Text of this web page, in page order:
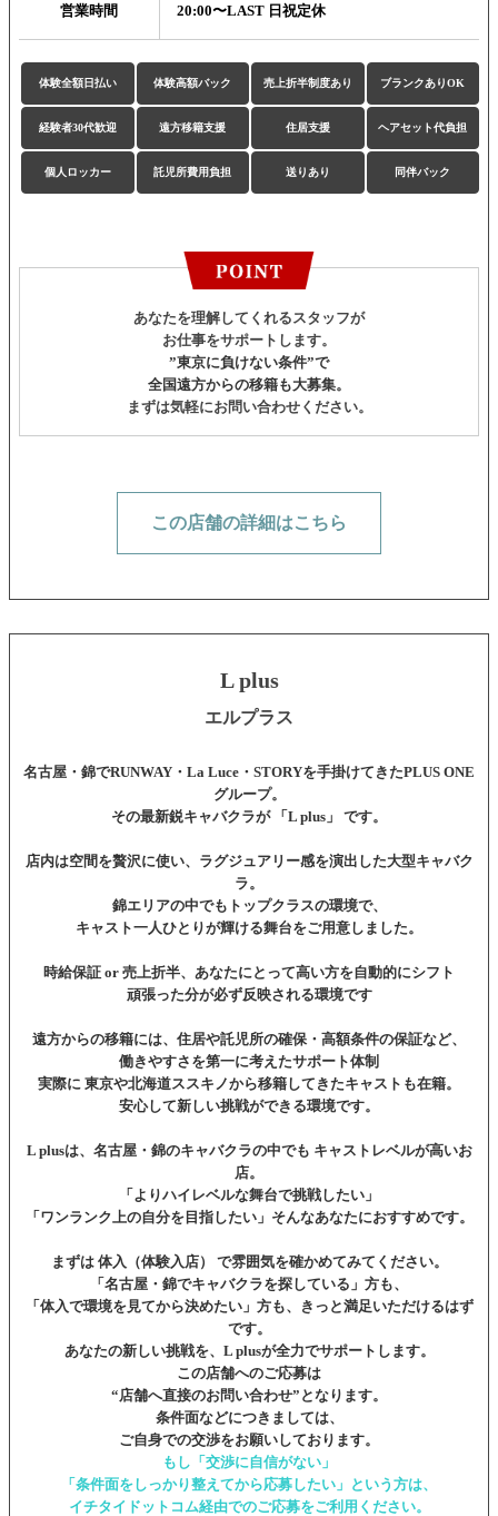
営業時間 20:00〜LAST 日祝定休
体験全額日払い 体験高額バック 売上折半制度あり ブランクありOK
経験者30代歓迎 遠方移籍支援 住居支援 ヘアセット代負担
個人ロッカー 託児所費用負担 送りあり 同伴バック
あなたを理解してくれるスタッフが
お仕事をサポートします。
”東京に負けない条件”で
全国遠方からの移籍も大募集。
まずは気軽にお問い合わせください。
この店舗の詳細はこちら
L plus
エルプラス
名古屋・錦でRUNWAY・La Luce・STORYを手掛けてきたPLUS ONE
グループ。
その最新鋭キャバクラが 「L plus」 です。
店内は空間を贅沢に使い、ラグジュアリー感を演出した大型キャバク
ラ。
錦エリアの中でもトップクラスの環境で、
キャスト一人ひとりが輝ける舞台をご用意しました。
時給保証 or 売上折半、あなたにとって高い方を自動的にシフト
頑張った分が必ず反映される環境です
遠方からの移籍には、住居や託児所の確保・高額条件の保証など、
働きやすさを第一に考えたサポート体制
実際に 東京や北海道ススキノから移籍してきたキャストも在籍。
安心して新しい挑戦ができる環境です。
L plusは、名古屋・錦のキャバクラの中でも キャストレベルが高いお
店。
「よりハイレベルな舞台で挑戦したい」
「ワンランク上の自分を目指したい」そんなあなたにおすすめです。
まずは 体入（体験入店） で雰囲気を確かめてみてください。
「名古屋・錦でキャバクラを探している」方も、
「体入で環境を見てから決めたい」方も、きっと満足いただけるはず
です。
あなたの新しい挑戦を、L plusが全力でサポートします。
この店舗へのご応募は
“店舗へ直接のお問い合わせ”となります。
条件面などにつきましては、
ご自身での交渉をお願いしております。
もし「交渉に自信がない」
「条件面をしっかり整えてから応募したい」という方は、
イチタイドットコム経由でのご応募をご利用ください。